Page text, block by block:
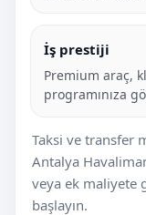
İş prestiji
Premium araç,
programınıza
Taksi ve transfer
Antalya
veya ek maliyete
başlayın.